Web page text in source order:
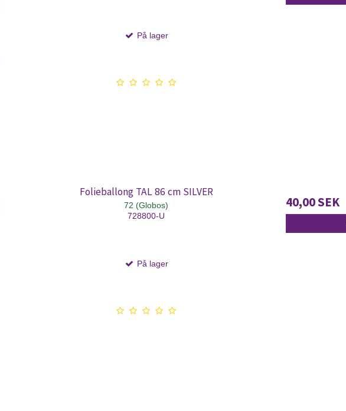
På lager
Folieballong TAL 86 cm SILVER
72 (Globos)
728800-U
På lager
40,00 SEK